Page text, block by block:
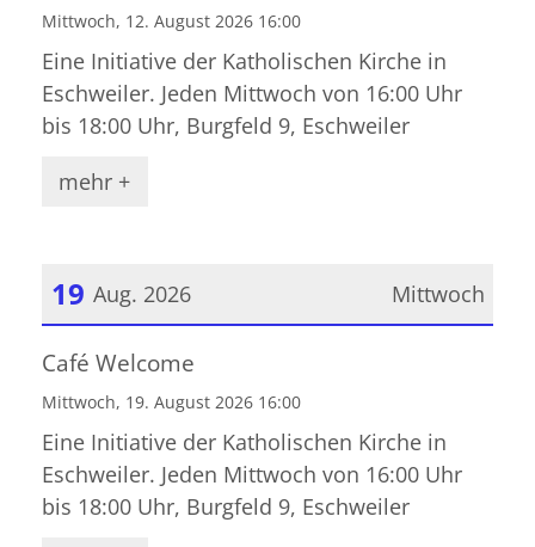
Mittwoch, 12. August 2026 16:00
Eine Initiative der Katholischen Kirche in
Eschweiler. Jeden Mittwoch von 16:00 Uhr
bis 18:00 Uhr, Burgfeld 9, Eschweiler
mehr +
Mittwoch
19 Aug. 2026
Datum: 19. August 2026
Café Welcome
Mittwoch, 19. August 2026 16:00
Eine Initiative der Katholischen Kirche in
Eschweiler. Jeden Mittwoch von 16:00 Uhr
bis 18:00 Uhr, Burgfeld 9, Eschweiler